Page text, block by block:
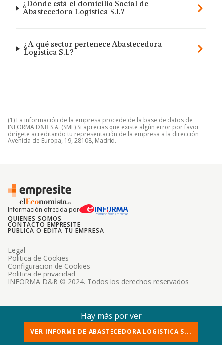
¿Dónde está el domicilio Social de
Abastecedora Logistica S.l.?
¿A qué sector pertenece Abastecedora
Logistica S.l.?
(1) La información de la empresa procede de la base de datos de
INFORMA D&B S.A. (SME) Si aprecias que existe algún error por favor
dirígete acreditando tu representación de la empresa a la dirección
Avenida de Europa, 19, 28108, Madrid.
Información ofrecida por
QUIENES SOMOS
CONTACTO EMPRESITE
PUBLICA O EDITA TU EMPRESA
INFORMA D&B © 2024. Todos los derechos reservados
Legal
Politica de Cookies
Configuracion de Cookies
Politica de privacidad
Hay más por ver
VER INFORME DE ABASTECEDORA LOGISTICA S...